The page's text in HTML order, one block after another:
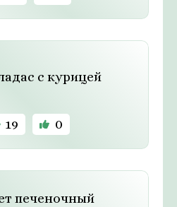
с курицей
19 0
печеночный